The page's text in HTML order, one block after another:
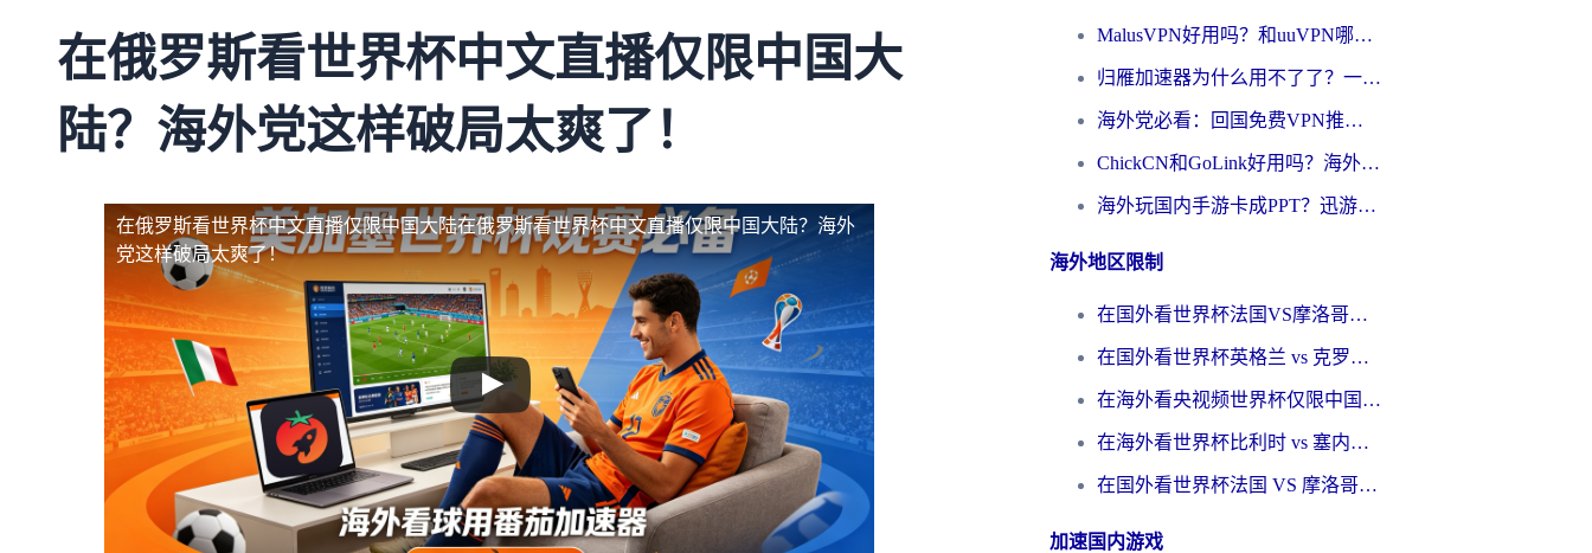
在俄罗斯看世界杯中文直播仅限中国大
陆？海外党这样破局太爽了！
在俄罗斯看世界杯中文直播仅限中国大陆在俄罗斯看世界杯中文直播仅限中国大陆？海外
党这样破局太爽了！
MalusVPN好用吗？和uuVPN哪个好？海外党无缝访问国内资源的真实对比与选择指南
归雁加速器为什么用不了了？一位海外游子的真实困惑与技术解答
海外党必看：回国免费VPN推荐？别踩坑！教你选对加速器无缝刷国内资源
ChickCN和GoLink好用吗？海外党如何选对回国加速器
海外玩国内手游卡成PPT？迅游和奇游手游哪个好？一篇讲透回国加速器怎么选
海外地区限制
在国外看世界杯法国VS摩洛哥地区限制？这篇指南让你流畅看中文解说无压力
在国外看世界杯英格兰 vs 克罗地亚当前地区不可播放？这篇指南帮你搞定所有海外观赛难题
在海外看央视频世界杯仅限中国大陆？这篇指南帮你解锁中文解说+无卡顿直播
在海外看世界杯比利时 vs 塞内加尔仅限中国大陆？我找到了最流畅的中文解说之路
在国外看世界杯法国 VS 摩洛哥仅限中国大陆？海外党这样看中文解说赛事不卡顿
加速国内游戏